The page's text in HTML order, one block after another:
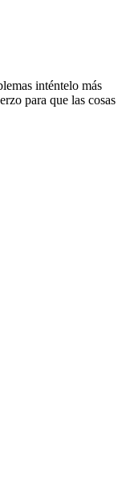
inténtelo más
para que las cosas